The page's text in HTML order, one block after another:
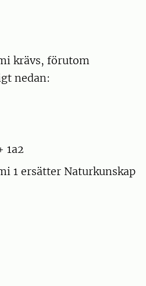
krävs, förutom
nedan:
1a2
1 ersätter Naturkunskap